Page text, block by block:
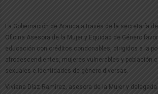
La Gobernación de Arauca a través de la secretaría
Oficina Asesora de la Mujer y Equidad de Género
educación con créditos condonables, dirigidos a la
afrodescendientes, mujeres vulnerables y población
sexuales e identidades de género diversas.
Viviana Díaz Ramírez, asesora de la Mujer y